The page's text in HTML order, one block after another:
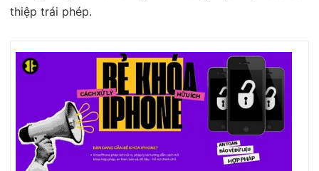
thiệp trái phép.